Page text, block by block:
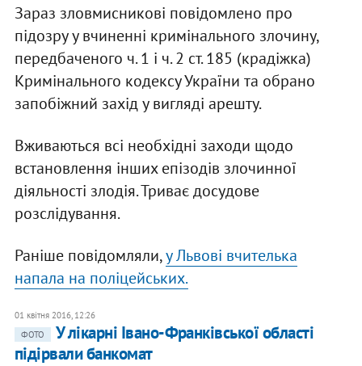
Зараз зловмисникові повідомлено про
підозру у вчиненні кримінального злочину,
передбаченого ч. 1 і ч. 2 ст. 185 (крадіжка)
Кримінального кодексу України та обрано
запобіжний захід у вигляді арешту.
Вживаються всі необхідні заходи щодо
встановлення інших епізодів злочинної
діяльності злодія. Триває досудове
розслідування.
Раніше повідомляли,у Львові вчителька
напала на поліцейських.
01 квітня 2016, 12:26
ФОТО
У лікарні Івано-Франківської області
підірвали банкомат